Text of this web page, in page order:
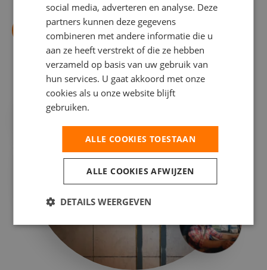
Schrijf je direct in
social media, adverteren en analyse. Deze
partners kunnen deze gegevens
combineren met andere informatie die u
aan ze heeft verstrekt of die ze hebben
verzameld op basis van uw gebruik van
hun services. U gaat akkoord met onze
cookies als u onze website blijft
gebruiken.
ALLE COOKIES TOESTAAN
ALLE COOKIES AFWIJZEN
DETAILS WEERGEVEN